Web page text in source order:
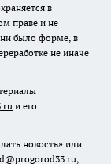
в
праве и не
было форме, в
не иначе
и его
новость» или